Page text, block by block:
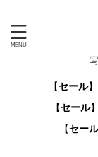
【セール】
【セール】
【セール